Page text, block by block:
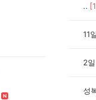
.. [1
11일
2일
성